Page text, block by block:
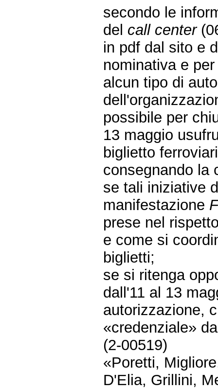
secondo le
del call center
in pdf dal sito e
nominativa e
alcun tipo di
possibile per
13 maggio
biglietto
consegnando la
se tali iniziative
manifestazione
prese nel
e come si
biglietti;
se si ritenga
dall'11 al 13
autorizzazione,
«credenziale»
(2-00519)
«Poretti,
D'Elia, Grillini,